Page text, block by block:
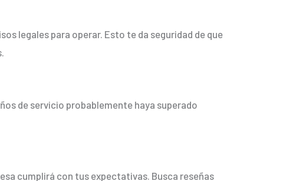
legales para operar. Esto te da seguridad de que
de servicio probablemente haya superado
cumplirá con tus expectativas. Busca reseñas